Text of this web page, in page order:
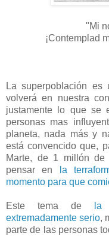
"Mi
¡Contemplad
La superpoblación
volverá en nuestra
justamente lo que se
personas mas
planeta, nada más y
está convencido que,
Marte, de 1 millón de
pensar en
la
momento para que
Este tema de
la
extremadamente serio,
parte de las personas